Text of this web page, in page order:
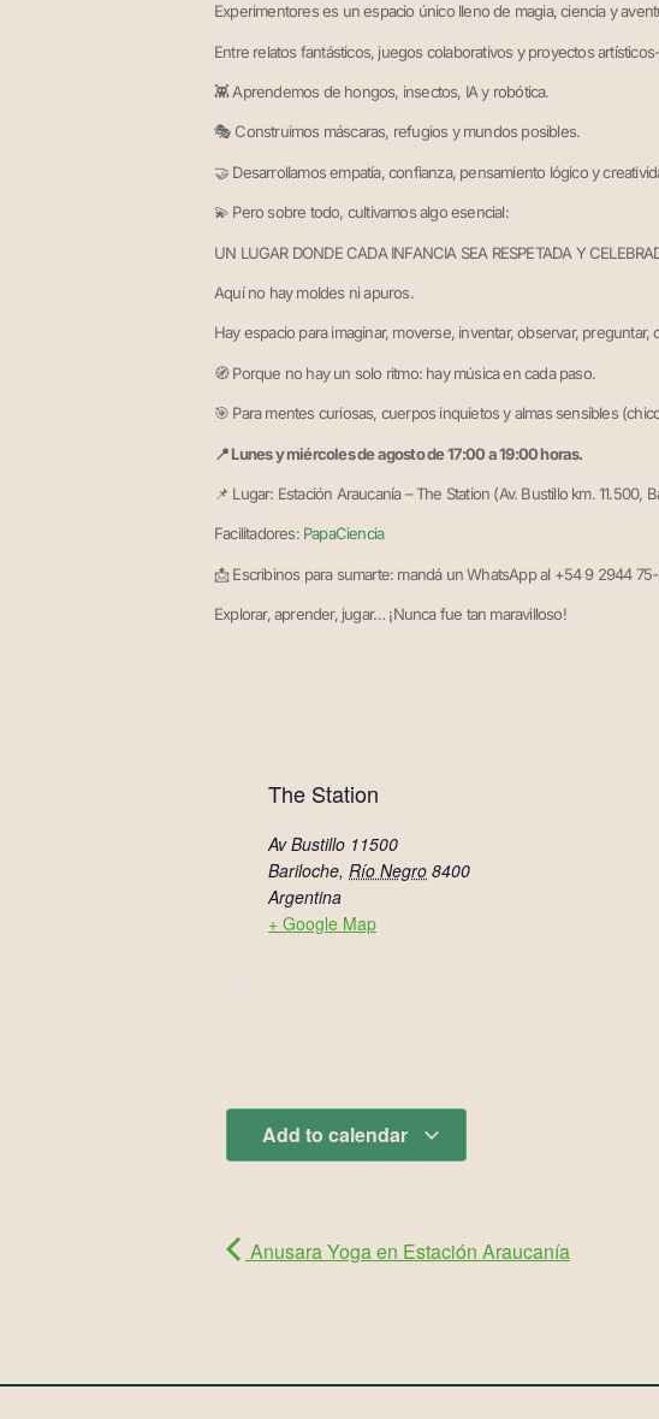
Experimentores es un espacio único lleno de magia, ciencia y
Entre relatos fantásticos, juegos colaborativos y proyectos
👾 Aprendemos de hongos, insectos, IA y robótica.
🎭 Construimos máscaras, refugios y mundos posibles.
🤝 Desarrollamos empatía, confianza, pensamiento lógico y
💫 Pero sobre todo, cultivamos algo esencial:
UN LUGAR DONDE CADA INFANCIA SEA RESPETADA Y
Aquí no hay moldes ni apuros.
Hay espacio para imaginar, moverse, inventar, observar, preguntar,
🧭 Porque no hay un solo ritmo: hay música en cada paso.
🎯 Para mentes curiosas, cuerpos inquietos y almas sensibles
📍 Lunes y miércoles de agosto de 17:00 a 19:00 horas.
📌 Lugar: Estación Araucanía – The Station (Av. Bustillo km. 11.500,
Facilitadores: PapaCiencia
📩 Escribinos para sumarte: mandá un WhatsApp al +54 9 2944
Explorar, aprender, jugar… ¡Nunca fue tan maravilloso!
The Station
Av Bustillo 11500
Bariloche, Río Negro 8400
Argentina
+ Google Map
Add to calendar
Anusara Yoga en Estación Araucanía